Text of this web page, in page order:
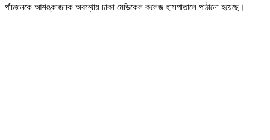
পাঁচজনকে আশঙ্কাজনক অবস্থায় ঢাকা মেডিকেল কলেজ হাসপাতালে পাঠানো হয়েছে।